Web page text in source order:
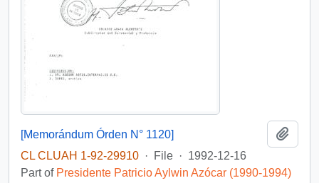
[Memorándum Órden N° 1120]
CL CLUAH 1-92-29910 · File · 1992-12-16
Part of Presidente Patricio Aylwin Azócar (1990-1994)